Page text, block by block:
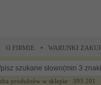
O FIRMIE WARUNKI
produktów w sklepie: 393 201